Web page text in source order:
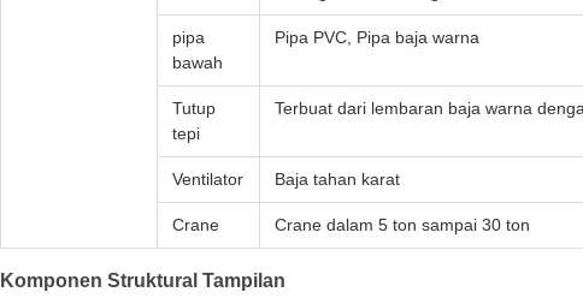
pipa
bawah
Pipa PVC, Pipa baja warna
Tutup
tepi
Terbuat dari lembaran baja warna
Ventilator Baja tahan karat
Crane Crane dalam 5 ton sampai 30 ton
Komponen Struktural Tampilan